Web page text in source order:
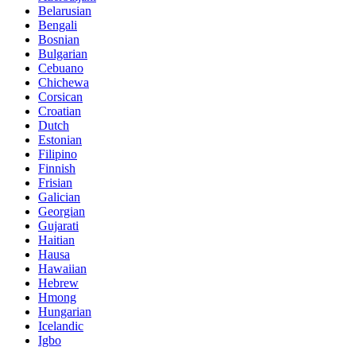
Belarusian
Bengali
Bosnian
Bulgarian
Cebuano
Chichewa
Corsican
Croatian
Dutch
Estonian
Filipino
Finnish
Frisian
Galician
Georgian
Gujarati
Haitian
Hausa
Hawaiian
Hebrew
Hmong
Hungarian
Icelandic
Igbo